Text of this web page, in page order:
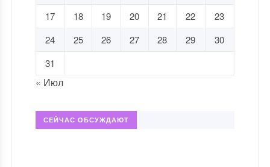
17
18 19 20 21 22
23
24
25 26 27 28 29
30
31
« Июл
СЕЙЧАС ОБСУЖДАЮТ